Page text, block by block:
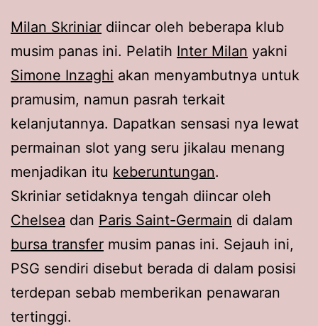
Milan Skriniar diincar oleh beberapa klub
musim panas ini. Pelatih Inter Milan yakni
Simone Inzaghi akan menyambutnya untuk
pramusim, namun pasrah terkait
kelanjutannya. Dapatkan sensasi nya lewat
permainan slot yang seru jikalau menang
menjadikan itu keberuntungan.
Skriniar setidaknya tengah diincar oleh
Chelsea dan Paris Saint-Germain di dalam
bursa transfer musim panas ini. Sejauh ini,
PSG sendiri disebut berada di dalam posisi
terdepan sebab memberikan penawaran
tertinggi.